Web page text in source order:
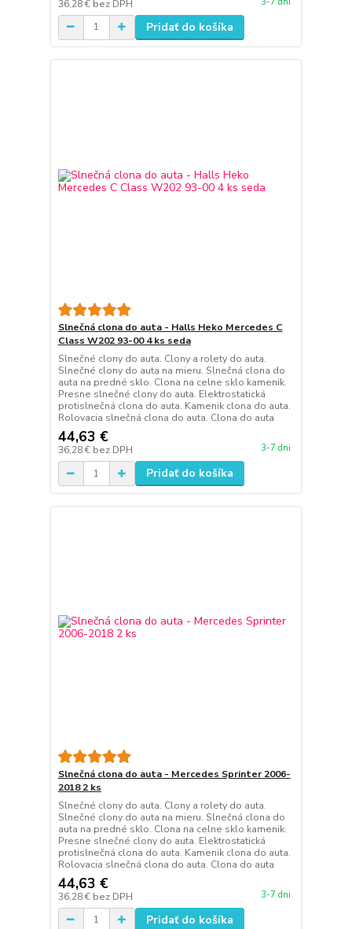
36,28 € bez DPH
Pridať do košíka
Slnečná clona do auta - Halls Heko Mercedes C
Class W202 93-00 4 ks seda
Slnečné clony do auta. Clony a rolety do auta.
Slnečné clony do auta na mieru. Slnečná clona do
auta na predné sklo. Clona na celne sklo kamenik.
Presne slnečné clony do auta. Elektrostatická
protislnečná clona do auta. Kamenik clona do auta.
Rolovacia slnečná clona do auta. Clona do auta
44,63 €
36,28 € bez DPH 3-7 dni
Pridať do košíka
Slnečná clona do auta - Mercedes Sprinter 2006-
2018 2 ks
Slnečné clony do auta. Clony a rolety do auta.
Slnečné clony do auta na mieru. Slnečná clona do
auta na predné sklo. Clona na celne sklo kamenik.
Presne slnečné clony do auta. Elektrostatická
protislnečná clona do auta. Kamenik clona do auta.
Rolovacia slnečná clona do auta. Clona do auta
44,63 €
36,28 € bez DPH 3-7 dni
Pridať do košíka